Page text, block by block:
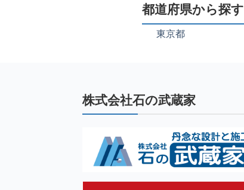
都道府県から探す
東京都
株式会社石の武蔵家